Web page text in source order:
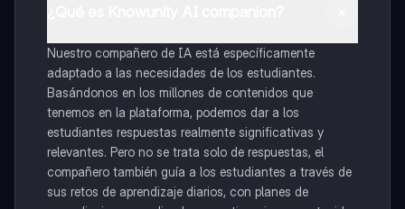
Nuestro compañero de IA está específicamente
adaptado a las necesidades de los estudiantes.
Basándonos en los millones de contenidos que
tenemos en la plataforma, podemos dar a los
estudiantes respuestas realmente significativas y
relevantes. Pero no se trata solo de respuestas, el
compañero también guía a los estudiantes a través de
sus retos de aprendizaje diarios, con planes de